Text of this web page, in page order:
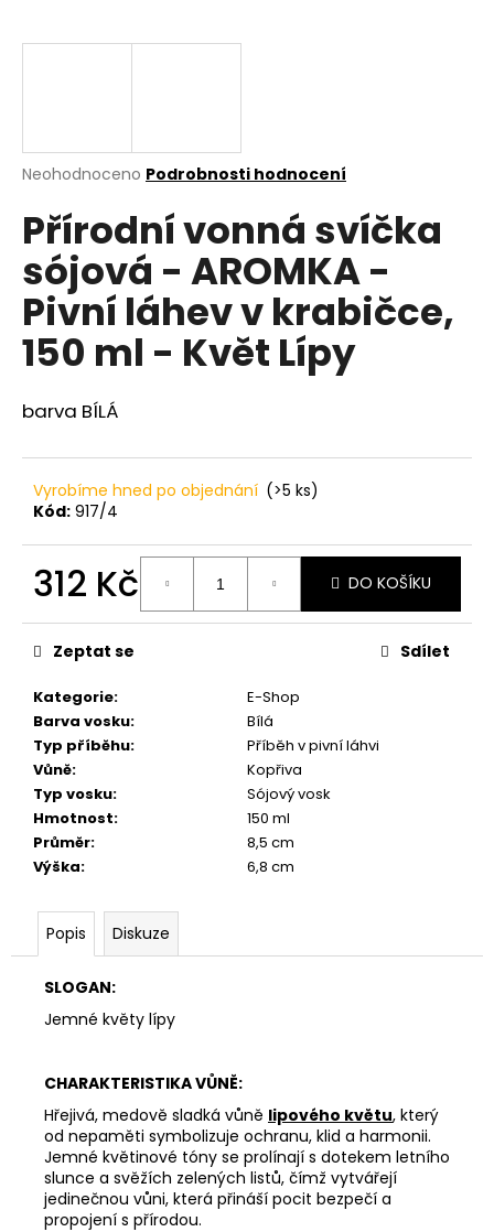
Průměrné
produktu
je
z
5
hvězdiček.
Neohodnoceno Podrobnosti hodnocení
Přírodní vonná svíčka
sójová - AROMKA -
Pivní láhev v krabičce,
150 ml - Květ Lípy
barva BÍLÁ
Vyrobíme hned po objednání (>5 ks)
Kód: 917/4
312 Kč
cena:
DO KOŠÍKU
Kategorie:
E-Shop
Barva vosku:
Bílá
Typ příběhu:
Příběh v pivní láhvi
Vůně:
Kopřiva
Typ vosku:
Sójový vosk
Hmotnost:
150 ml
Průměr:
8,5 cm
Výška: 6,8 cm
Zeptat se Sdílet
Popis Diskuze
SLOGAN:
Jemné květy lípy
CHARAKTERISTIKA VŮNĚ:
Hřejivá, medově sladká vůně lipového květu, který
od nepaměti symbolizuje ochranu, klid a harmonii.
Jemné květinové tóny se prolínají s dotekem letního
slunce a svěžích zelených listů, čímž vytvářejí
jedinečnou vůni, která přináší pocit bezpečí a
propojení s přírodou.
j
?
HLEDAT
D
o
p
o
č
u
j
m
e
VONNÁ
SVÍČKA
PALMOVÁ
AROMKA
MINI
WHISKOVKA,
90
ML
VANILKA
Kč